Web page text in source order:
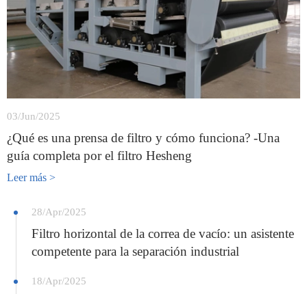
03/Jun/2025
¿Qué es una prensa de filtro y cómo funciona? -Una
guía completa por el filtro Hesheng
Leer más >
28/Apr/2025
Filtro horizontal de la correa de vacío: un asistente
competente para la separación industrial
18/Apr/2025